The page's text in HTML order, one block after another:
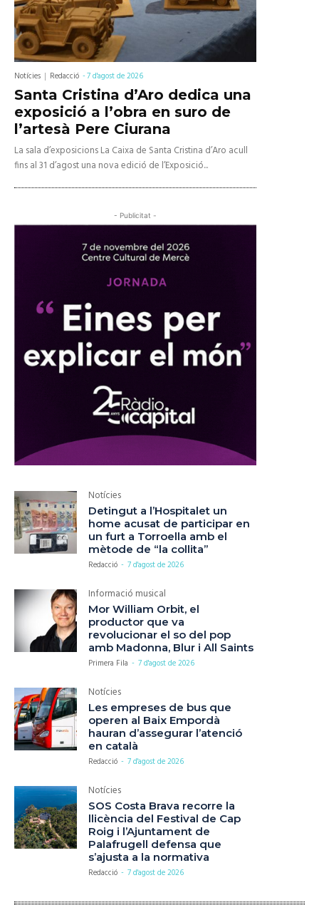
Notícies Redacció -7 d'agost de 2026
Santa Cristina d’Aro dedica una
exposició a l’obra en suro de
l’artesà Pere Ciurana
La sala d’exposicions La Caixa de Santa Cristina d’Aro acull
fins al 31 d’agost una nova edició de l’Exposició...
- Publicitat -
Notícies
Detingut a l’Hospitalet un
home acusat de participar en
un furt a Torroella amb el
mètode de “la collita”
Redacció - 7 d'agost de 2026
Informació musical
Mor William Orbit, el
productor que va
revolucionar el so del pop
amb Madonna, Blur i All Saints
Primera Fila - 7 d'agost de 2026
Notícies
Les empreses de bus que
operen al Baix Empordà
hauran d’assegurar l’atenció
en català
Redacció - 7 d'agost de 2026
Notícies
SOS Costa Brava recorre la
llicència del Festival de Cap
Roig i l’Ajuntament de
Palafrugell defensa que
s’ajusta a la normativa
Redacció - 7 d'agost de 2026